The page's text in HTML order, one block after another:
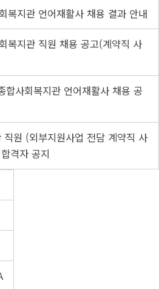
복지관 언어재활사 채용 결과 안내
복지관 직원 채용 공고(계약직 사
합사회복지관 언어재활사 채용 공
직원 (외부지원사업 전담 계약직 사
격자 공지